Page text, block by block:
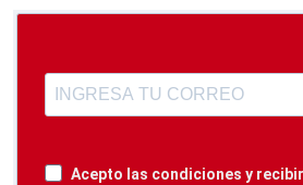
Acepto las condiciones y